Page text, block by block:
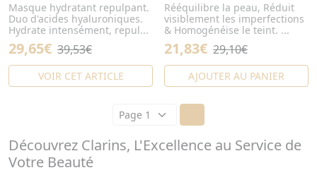
Masque hydratant repulpant.
Duo d'acides hyaluroniques.
Hydrate intensément, repul...
29,65€ 39,53€
VOIR CET ARTICLE
Rééquilibre la peau, Réduit
visiblement les imperfections
& Homogénéise le teint. ...
21,83€ 29,10€
AJOUTER AU PANIER
Découvrez Clarins, L'Excellence au Service de
Votre Beauté